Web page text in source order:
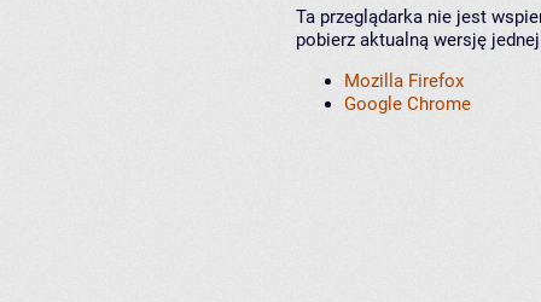
Ta przeglądarka nie jest
pobierz aktualną wersję
Mozilla Firefox
Google Chrome